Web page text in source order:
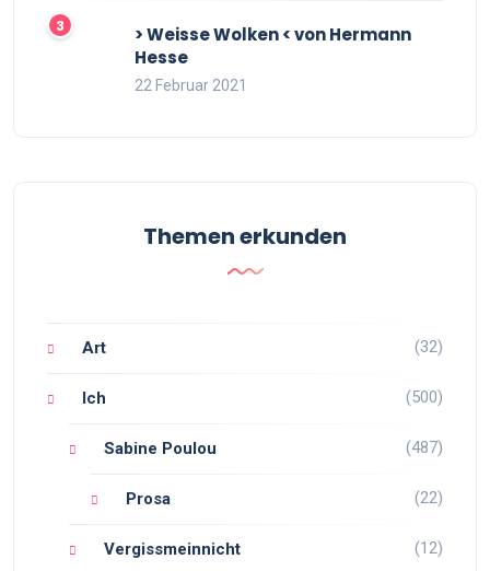
> Weisse Wolken < von Hermann
Hesse
22 Februar 2021
Themen erkunden
Art (32)
Ich (500)
Sabine Poulou (487)
Prosa (22)
Vergissmeinnicht (12)